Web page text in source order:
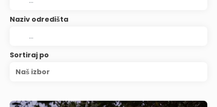
Naziv odredišta
Sortiraj po
Naš izbor